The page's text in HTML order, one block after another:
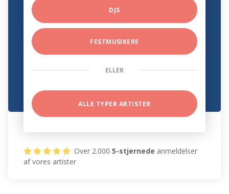
DJS
FESTMUSIKERE
ELLER
ALLE TYPER ARTISTER
Over 2.0005-stjernede anmeldelser
af vores artister